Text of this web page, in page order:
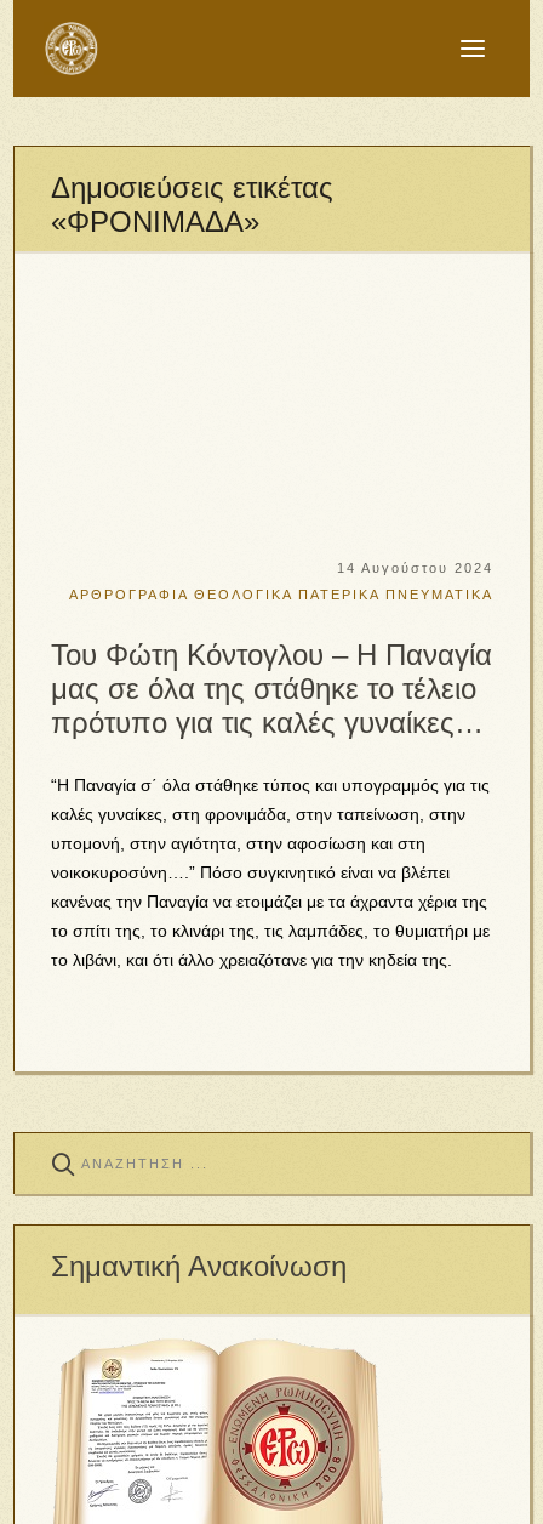
Δημοσιεύσεις ετικέτας
«ΦΡΟΝΙΜΑΔΑ»
14 Αυγούστου 2024
ΑΡΘΡΟΓΡΑΦΙΑ ΘΕΟΛΟΓΙΚΑ ΠΑΤΕΡΙΚΑ ΠΝΕΥΜΑΤΙΚΑ
Του Φώτη Κόντογλου – Η Παναγία
μας σε όλα της στάθηκε τo τέλειο
πρότυπο για τις καλές γυναίκες…
“Η Παναγία σ΄ όλα στάθηκε τύπος και υπογραμμός για τις
καλές γυναίκες, στη φρονιμάδα, στην ταπείνωση, στην
υπομονή, στην αγιότητα, στην αφοσίωση και στη
νοικοκυροσύνη….” Πόσο συγκινητικό είναι να βλέπει
κανένας την Παναγία να ετοιμάζει με τα άχραντα χέρια της
το σπίτι της, το κλινάρι της, τις λαμπάδες, το θυμιατήρι με
το λιβάνι, και ότι άλλο χρειαζότανε για την κηδεία της.
Σημαντική Ανακοίνωση